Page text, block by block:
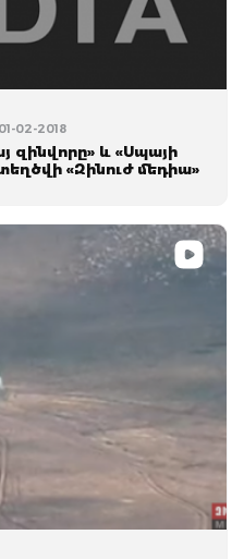
02-2018
զինվորը» և «Սպայի
«Զինուժ մեդիա»